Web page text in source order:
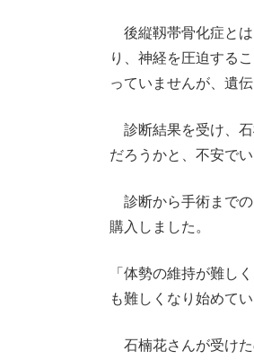
後縦靱帯骨化症とは
り、神経を圧迫する
っていませんが、遺
診断結果を受け、石
だろうかと、不安で
診断から手術までの
購入しました。
「体勢の維持が難し
も難しくなり始めてい
石楠花さんが受けた